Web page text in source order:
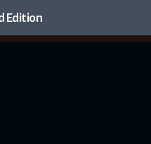
Edition